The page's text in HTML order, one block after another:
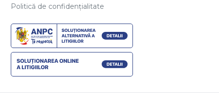
Politică de confidențialitate